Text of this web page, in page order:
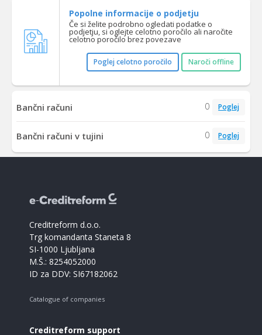
Popolne informacije o podjetju
Če si želite podrobno ogledati podatke o
podjetju, si oglejte celotno poročilo ali naročite
celotno poročilo brez povezave
Poglej celotno poročilo Naroči offline
Bančni računi 0 Poglej
Bančni računi v tujini 0 Poglej
Creditreform d.o.o.
Trg komandanta Staneta 8
SI-1000 Ljubljana
M.Š.: 8254052000
ID za DDV: SI67182062
Catalogue of companies
Creditreform support